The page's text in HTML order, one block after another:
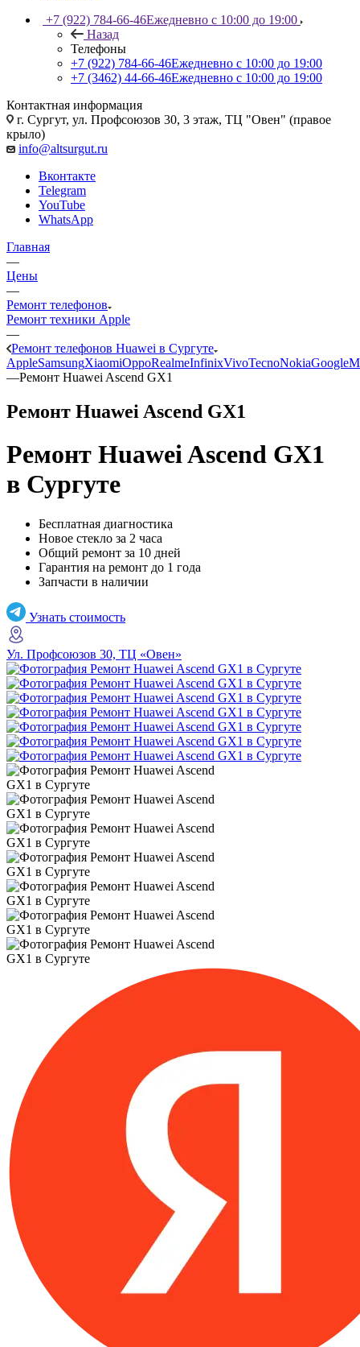
+7 (922) 784-66-46Ежедневно с 10:00 до 19:00
Назад
Телефоны
+7 (922) 784-66-46Ежедневно с 10:00 до 19:00
+7 (3462) 44-66-46Ежедневно с 10:00 до 19:00
Контактная информация
г. Сургут, ул. Профсоюзов 30, 3 этаж, ТЦ "Овен" (правое
крыло)
info@altsurgut.ru
Вконтакте
Telegram
YouTube
WhatsApp
Главная
—
Цены
—
Ремонт телефонов
Ремонт техники Apple
—
Ремонт телефонов Huawei в Сургуте
AppleSamsungXiaomiOppoRealmeInfinixVivoTecnoNokiaGoogle
—Ремонт Huawei Ascend GX1
Ремонт Huawei Ascend GX1
Ремонт Huawei Ascend GX1
в Сургуте
Бесплатная диагностика
Новое стекло за 2 часа
Общий ремонт за 10 дней
Гарантия на ремонт до 1 года
Запчасти в наличии
Узнать стоимость
Ул. Профсоюзов 30, ТЦ «Овен»